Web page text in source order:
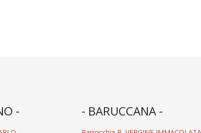
- - BARUCCANA -